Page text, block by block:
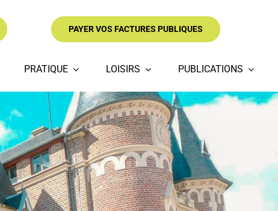
PAYER VOS FACTURES PUBLIQUES
PRATIQUE LOISIRS PUBLICATIONS